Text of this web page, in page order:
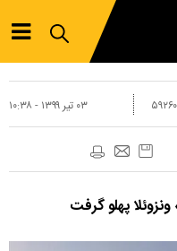
۰۳ تير ۱۳۹۹ - ۱۰:۳۸ ۵۹۲۶۰
پهلو گرفت